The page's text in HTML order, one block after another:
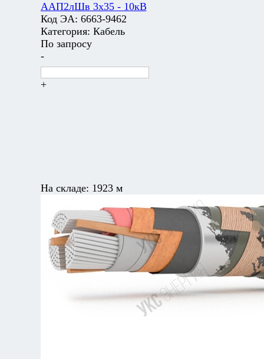
ААП2лШв 3х35 - 10кВ
Код ЭА: 6663-9462
Категория: Кабель
По запросу
-
+
На складе: 1923 м